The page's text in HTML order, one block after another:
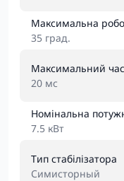
Максимальна
35 град.
Максимальний час
20 мс
Номінальна
7.5 кВт
Тип стабілізатора
Симисторный